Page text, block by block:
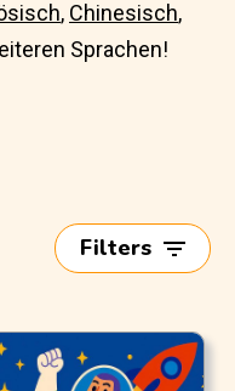
, Chinesisch,
Sprachen!
Filters